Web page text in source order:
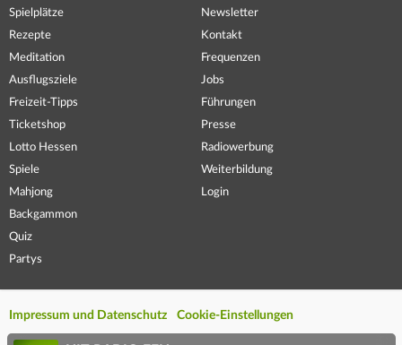
Spielplätze
Rezepte
Meditation
Ausflugsziele
Freizeit-Tipps
Ticketshop
Lotto Hessen
Spiele
Mahjong
Backgammon
Quiz
Partys
Newsletter
Kontakt
Frequenzen
Jobs
Führungen
Presse
Radiowerbung
Weiterbildung
Login
Impressum und Datenschutz Cookie-Einstellungen